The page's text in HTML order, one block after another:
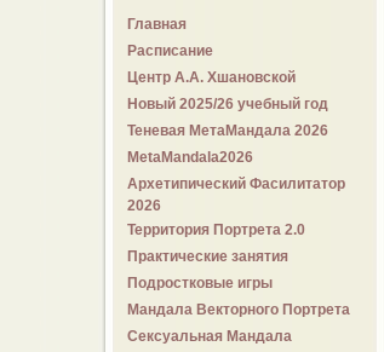
Главная
Расписание
Центр А.А. Хшановской
Новый 2025/26 учебный год
Теневая МетаМандала 2026
MetaMandala2026
Архетипический Фасилитатор
2026
Территория Портрета 2.0
Практические занятия
Подростковые игры
Мандала Векторного Портрета
Сексуальная Мандала